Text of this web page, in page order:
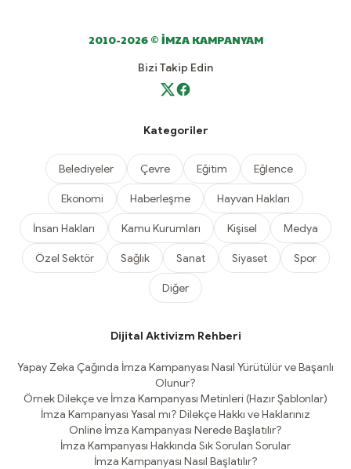
2010-2026 © İMZA KAMPANYAM
Bizi Takip Edin
Kategoriler
Belediyeler Çevre Eğitim Eğlence
Ekonomi Haberleşme Hayvan Hakları
İnsan Hakları Kamu Kurumları Kişisel Medya
Özel Sektör Sağlık Sanat Siyaset Spor
Diğer
Dijital Aktivizm Rehberi
Yapay Zeka Çağında İmza Kampanyası Nasıl Yürütülür ve Başarılı
Olunur?
Örnek Dilekçe ve İmza Kampanyası Metinleri (Hazır Şablonlar)
İmza Kampanyası Yasal mı? Dilekçe Hakkı ve Haklarınız
Online İmza Kampanyası Nerede Başlatılır?
İmza Kampanyası Hakkında Sık Sorulan Sorular
İmza Kampanyası Nasıl Başlatılır?